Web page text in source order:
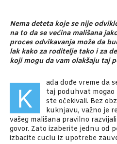
Nema deteta koje se nije
na to da se većina mališana
proces odvikavanja može da
lak kako za roditelje tako i za
koji mogu da vam olakšaju taj
K
ada dođe vreme da
taj poduhvat mogao
ste očekivali. Bez
kuknjavu, važno je
vašeg mališana pravilno
govor. Zato izaberite jednu od
izbacite cuclu iz upotrebe